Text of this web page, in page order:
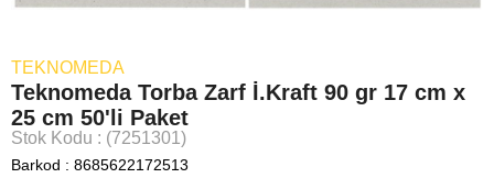
TEKNOMEDA
Teknomeda Torba Zarf İ.Kraft 90 gr 17 cm x
25 cm 50'li Paket
Stok Kodu (7251301)
Barkod : 8685622172513